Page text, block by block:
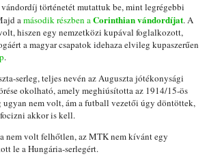
vándordíj történetét mutattuk be, mint legrégebbi
amásodik részben aCorinthian vándordíjat. A
hiszen egy nemzetközi kupával foglalkozott,
a magyar csapatok idehaza elvileg kupaszerűen
.
serleg, teljes nevén az Auguszta jótékonysági
okolható, amely meghiúsította az 1914/15-ös
nem volt, ám a futball vezetői úgy döntöttek,
akkor is kell.
nem volt felhőtlen, az MTK nem kívánt egy
le a Hungária-serlegért.